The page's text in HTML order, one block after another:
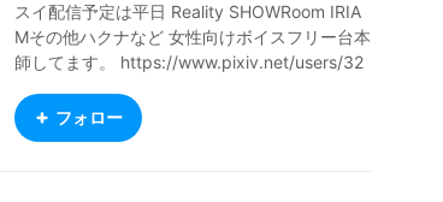
スイ配信予定は平日 Reality SHOWRoom IRIA
Mその他ハクナなど 女性向けボイスフリー台本
師してます。 https://www.pixiv.net/users/32
フォロー